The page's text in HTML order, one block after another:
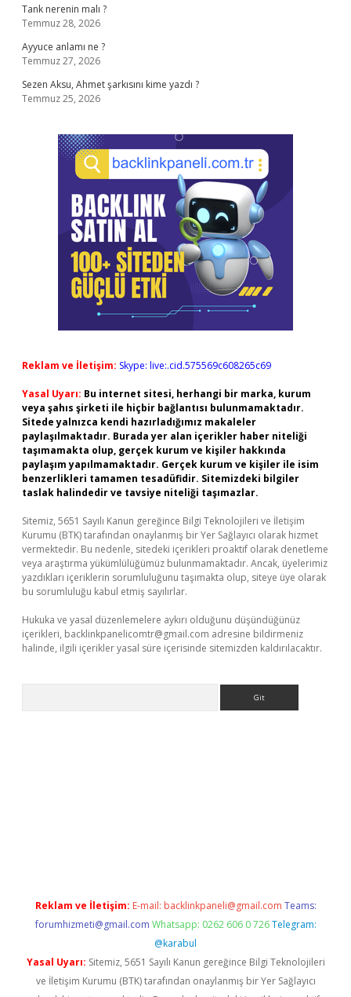
Tank nerenin malı ?
Temmuz 28, 2026
Ayyuce anlamı ne ?
Temmuz 27, 2026
Sezen Aksu, Ahmet şarkısını kime yazdı ?
Temmuz 25, 2026
Reklam ve İletişim: Skype: live:.cid.575569c608265c69
Yasal Uyarı: Bu internet sitesi, herhangi bir marka, kurum
veya şahıs şirketi ile hiçbir bağlantısı bulunmamaktadır.
Sitede yalnızca kendi hazırladığımız makaleler
paylaşılmaktadır. Burada yer alan içerikler haber niteliği
taşımamakta olup, gerçek kurum ve kişiler hakkında
paylaşım yapılmamaktadır. Gerçek kurum ve kişiler ile isim
benzerlikleri tamamen tesadüfidir. Sitemizdeki bilgiler
taslak halindedir ve tavsiye niteliği taşımazlar.
Sitemiz, 5651 Sayılı Kanun gereğince Bilgi Teknolojileri ve İletişim
Kurumu (BTK) tarafından onaylanmış bir Yer Sağlayıcı olarak hizmet
vermektedir. Bu nedenle, sitedeki içerikleri proaktif olarak denetleme
veya araştırma yükümlülüğümüz bulunmamaktadır. Ancak, üyelerimiz
yazdıkları içeriklerin sorumluluğunu taşımakta olup, siteye üye olarak
bu sorumluluğu kabul etmiş sayılırlar.
Hukuka ve yasal düzenlemelere aykırı olduğunu düşündüğünüz
içerikleri, backlinkpanelicomtr@gmail.com adresine bildirmeniz
halinde, ilgili içerikler yasal süre içerisinde sitemizden kaldırılacaktır.
Reklam ve İletişim: E-mail: backlinkpaneli@gmail.com Teams:
forumhizmeti@gmail.com Whatsapp: 0262 606 0 726 Telegram:
@karabul
Yasal Uyarı: Sitemiz, 5651 Sayılı Kanun gereğince Bilgi Teknolojileri
ve İletişim Kurumu (BTK) tarafından onaylanmış bir Yer Sağlayıcı